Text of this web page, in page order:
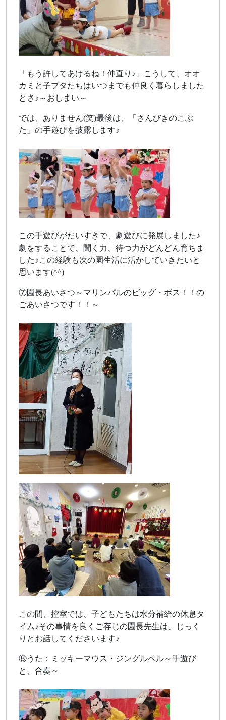
「もう許してあげるね！仲直り♪」こうして、オオ
カミと子ブタたちはいつまでも仲良く暮らしました
とさ♪～おしまい～
では、ありません(笑)最後は、「さんびきのこぶ
た」の手遊びを披露します♪
この手遊びがだいすきで、劇遊びに発展しました♪
劇をすることで、聞く力、待つ力がどんどん育ちま
した♪この経験も次の園生活に活かしていきたいと
思います(^^)
⑦園長あいさつ～マリンパルのビッグ・ボス！！の
ごあいさつです！！～
この間、控室では、子どもたちは水分補給の休息タ
イム♪その事情を良くご存じの園長先生は、じっく
りとお話してくださいます♪
⑧うた：ミッキーマウス・ジングルベル～手遊び
と、合奏～